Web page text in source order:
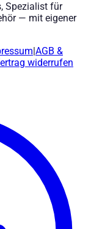
Spezialist für
— mit eigener
AGB &
widerrufen